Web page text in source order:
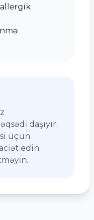
daşıyır.
üçün
edin.